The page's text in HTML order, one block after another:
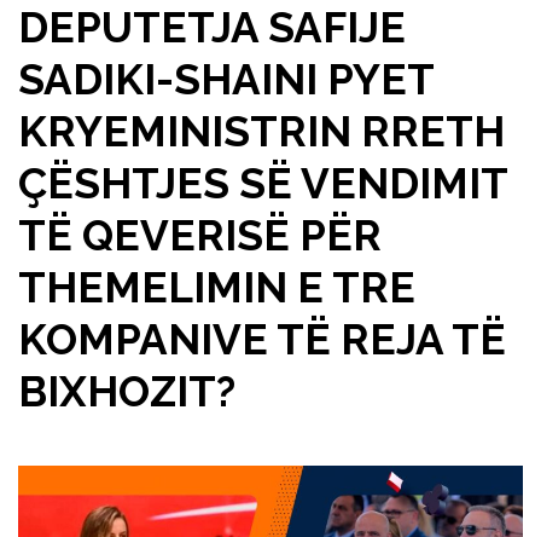
DEPUTETJA SAFIJE
SADIKI-SHAINI PYET
KRYEMINISTRIN RRETH
ÇËSHTJES SË VENDIMIT
TË QEVERISË PËR
THEMELIMIN E TRE
KOMPANIVE TË REJA TË
BIXHOZIT?